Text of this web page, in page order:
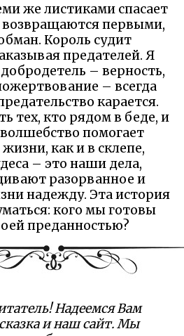
же листиками спасает
возвращаются первыми,
Король судит
предателей. Я
– верность,
– всегда
карается.
тех, кто рядом в беде, и
помогает
как и в склепе,
– это наши дела,
разорванное и
надежду. Эта история
кого мы готовы
преданностью?
Надеемся Вам
и наш сайт. Мы